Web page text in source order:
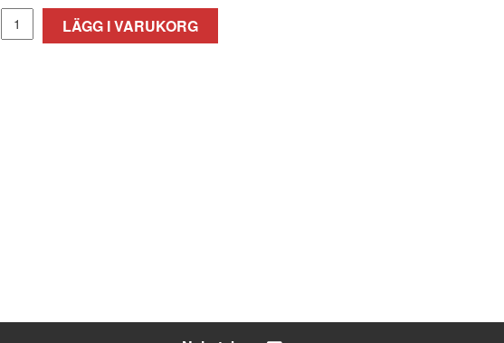
LÄGG I VARUKORG